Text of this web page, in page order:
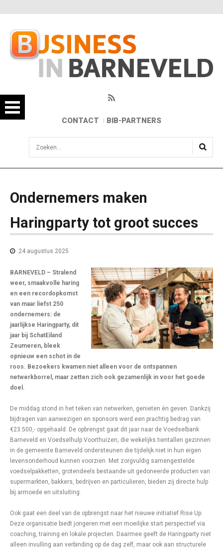
CONTACT BIB-PARTNERS
sisea.search
Ondernemers maken
Haringparty tot groot succes
24 augustus 2025
BARNEVELD – Stralend
weer, smaakvolle haring
en een recordopkomst
van maar liefst 250
ondernemers: de
jaarlijkse Haringparty, dit
jaar bij SchatEiland
Zeumeren, bleek
opnieuw een schot in de
roos. Bezoekers kwamen niet alleen voor de ontspannen
netwerkborrel, maar zetten zich ook gezamenlijk in voor het goede
doel.
De middag stond in het teken van netwerken, genieten én geven. Dankzij
bijdragen van aanwezigen en sponsors werd een prachtig bedrag van
€23.500,- opgehaald. De opbrengst gaat dit jaar naar de Voedselbank
Barneveld en Voedselhulp Voorthuizen, die wekelijks tientallen gezinnen
in de gemeente Barneveld ondersteunen die tijdelijk niet in hun eigen
levensonderhoud kunnen voorzien. Met zorgvuldig samengestelde
voedselpakketten, grotendeels bestaande uit gedoneerde producten van
supermarkten, bakkers, bedrijven en particulieren, bieden zij directe hulp
bij armoede en uitsluiting.
Ook gaat een deel van de opbrengst naar het nieuwe initiatief Rise Up.
Deze organisatie biedt jongeren met een moeilijke start perspectief via
coaching, training en lokale projecten. Daarmee geeft de Haringparty niet
alleen invulling aan verbinding op de dag zelf, maar ook aan structurele